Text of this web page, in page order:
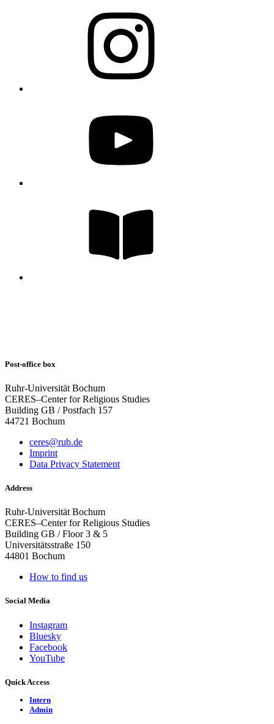
Post-office box
Ruhr-Universität Bochum
CERES–Center for Religious Studies
Building GB / Postfach 157
44721 Bochum
ceres@rub.de
Imprint
Data Privacy Statement
Address
Ruhr-Universität Bochum
CERES–Center for Religious Studies
Building GB / Floor 3 & 5
Universitätsstraße 150
44801 Bochum
How to find us
Social Media
Instagram
Bluesky
Facebook
YouTube
Quick Access
Intern
Admin